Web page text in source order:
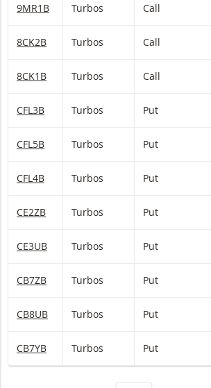
9MR1B Turbos Call
8CK2B Turbos Call
8CK1B Turbos Call
CFL3B Turbos Put
CFL5B Turbos Put
CFL4B Turbos Put
CE2ZB Turbos Put
CE3UB Turbos Put
CB7ZB Turbos Put
CB8UB Turbos Put
CB7YB Turbos Put